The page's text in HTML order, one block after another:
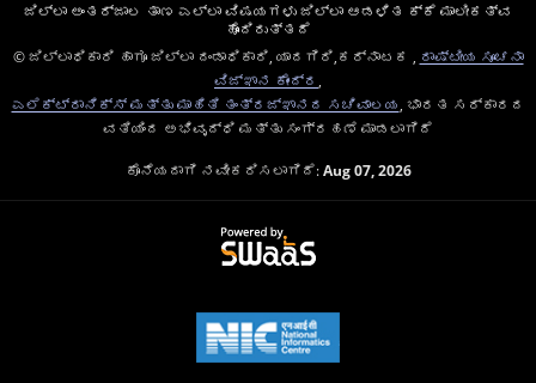
ಜಿಲ್ಲಾ ಅಂತರ್ಜಾಲ ತಾಣ ಎಲ್ಲಾ ವಿಷಯಗಳು ಜಿಲ್ಲಾ ಆಡಳಿತ ಕ್ಕೆ ಮಾಲೀಕತ್ವ
ಹೊಂದಿರುತ್ತದೆ
© ಜಿಲ್ಲಾಧಿಕಾರಿ ಹಾಗೂ ಜಿಲ್ಲಾ ದಂಡಾಧಿಕಾರಿ, ಯಾದಗಿರಿ,ಕರ್ನಾಟಕ ,
ರಾಷ್ಟೀಯ ಸೂಚನಾ
ವಿಜ್ಞಾನ ಕೇಂದ್ರ
ಎಲೆಕ್ಟ್ರಾನಿಕ್ಸ್ ಮತ್ತು ಮಾಹಿತಿ ತಂತ್ರಜ್ಞಾನದ ಸಚಿವಾಲಯ , ಭಾರತ ಸರ್ಕಾರದ
ವತಿಯಿಂದ ಅಭಿವೃದ್ಧಿ ಮತ್ತು ಸಂಗ್ರಹಣೆ ಮಾಡಲಾಗಿದೆ
ಕೊನೆಯದಾಗಿ ನವೀಕರಿಸಲಾಗಿದೆ:Aug 07, 2026